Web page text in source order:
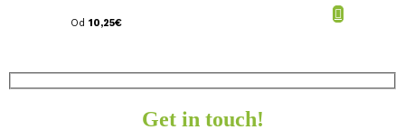
Od 10,25€
Get in touch!